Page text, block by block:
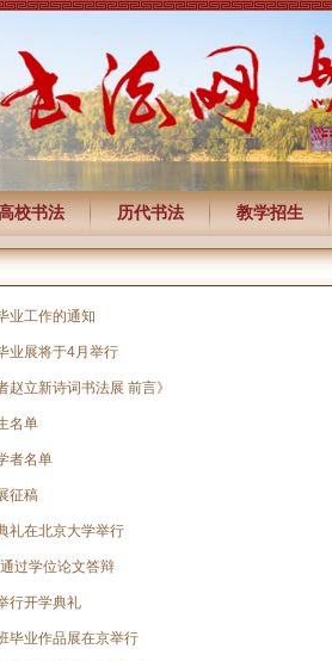
校书法 历代书法 教学招生
业工作的通知
业展将于4月举行
赵立新诗词书法展 前言》
名单
者名单
征稿
礼在北京大学举行
过学位论文答辩
行开学典礼
毕业作品展在京举行